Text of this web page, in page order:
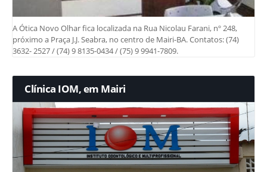
A Ótica Novo Olhar fica localizada na Rua Nicolau Farani, nº 248,
próximo a Praça J.J. Seabra, no centro de Mairi-BA. Contatos: (74)
3632- 2527 / (74) 9 8135-0434 / (75) 9 9941-7809.
Clínica IOM, em Mairi